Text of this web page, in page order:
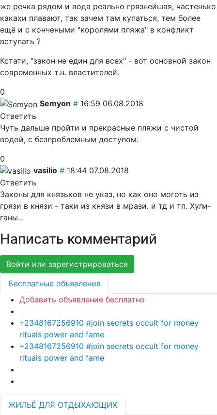
же речка рядом и вода реально грязнейшая, частенько
какахи плавают, так зачем там купаться, тем более
ещё и с кончеными "королями пляжа" в конфликт
вступать ?
Кстати, "закон не един для всех" - вот основной закон
современных т.н. властителей.
0
Semyon # 16:59 06.08.2018
Ответить
Чуть дальше пройти и прекрасные пляжи с чистой
водой, с безпроблемным доступом.
0
vasilio # 18:44 07.08.2018
Ответить
Законы для князьков не указ, но как оно моготь из
грязи в князи - таки из князи в мрази. и тд и тп. Хули-
ганы...
Написать комментарий
Войти или зарегистрироваться
Бесплатные объявления
Добавить объявление бесплатно
+2348167256910 #join secrets occult for money
rituals power and fame
+2348167256910 #join secrets occult for money
rituals power and fame
ЖИЛЬЁ ДЛЯ ОТДЫХАЮЩИХ